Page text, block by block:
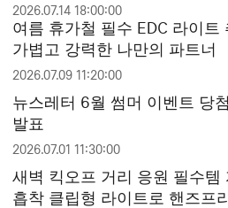
2026.07.14 18:00:00
여름 휴가철 필수 EDC 라이트
가볍고 강력한 나만의 파트너
2026.07.09 11:20:00
뉴스레터 6월 썸머 이벤트 당
발표
2026.07.01 11:30:00
새벽 킥오프 거리 응원 필수템
흡착 클립형 라이트로 핸즈프